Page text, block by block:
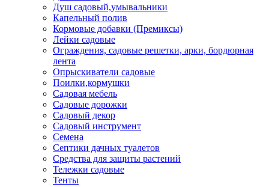
Душ садовый,умывальники
Капельный полив
Кормовые добавки (Премиксы)
Лейки садовые
Ограждения, садовые решетки, арки, бордюрная
лента
Опрыскиватели садовые
Поилки,кормушки
Садовая мебель
Садовые дорожки
Садовый декор
Садовый инструмент
Семена
Септики дачных туалетов
Средства для защиты растений
Тележки садовые
Тенты